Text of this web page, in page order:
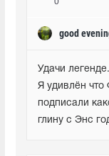
0
good
Удачи
Я удивлён что
подписали
глину с Энс